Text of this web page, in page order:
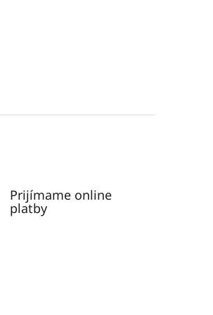
Prijímame online
platby